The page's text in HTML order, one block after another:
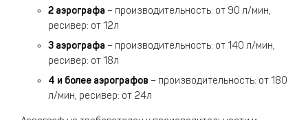
2 аэрографа – производительность: от 90 л/мин,
ресивер: от 12л
3 аэрографа – производительность: от 140 л/мин,
ресивер: от 18л
4 и более аэрографов – производительность: от 180
л/мин, ресивер: от 24л